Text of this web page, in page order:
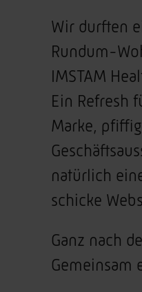
Wir durften
Rundum-
IMSTAM
Ein Refresh
Marke,
natürlich
schicke
Ganz nach
Gemeinsam